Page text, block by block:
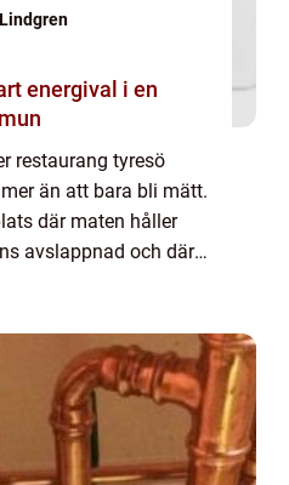
restaurang tyresö
än att bara bli mätt.
där maten håller
avslappnad och där